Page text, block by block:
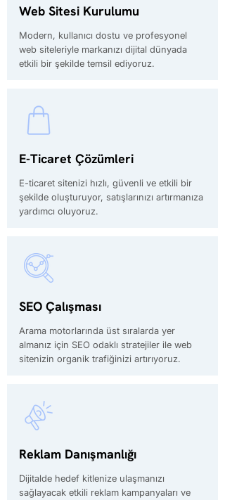
Web Sitesi Kurulumu
Modern, kullanıcı dostu ve profesyonel
web siteleriyle markanızı dijital dünyada
etkili bir şekilde temsil ediyoruz.
E-Ticaret Çözümleri
E-ticaret sitenizi hızlı, güvenli ve etkili bir
şekilde oluşturuyor, satışlarınızı artırmanıza
yardımcı oluyoruz.
SEO Çalışması
Arama motorlarında üst sıralarda yer
almanız için SEO odaklı stratejiler ile web
sitenizin organik trafiğinizi artırıyoruz.
Reklam Danışmanlığı
Dijitalde hedef kitlenize ulaşmanızı
sağlayacak etkili reklam kampanyaları ve